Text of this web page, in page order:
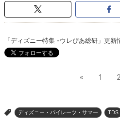
「ディズニー特集 -ウレぴあ総研」更新
« 1 2
> ディズニー・パイレーツ・サマー TDS